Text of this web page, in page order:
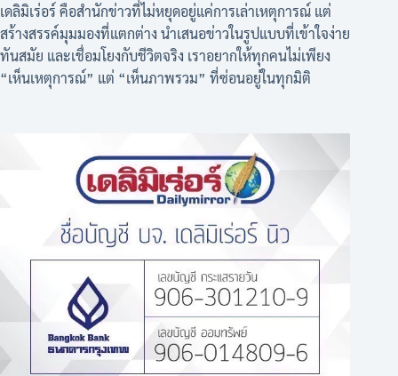
เดลิมิเร่อร์ คือสำนักข่าวที่ไม่หยุดอยู่แค่การเล่าเหตุการณ์ แต่
สร้างสรรค์มุมมองที่แตกต่าง นำเสนอข่าวในรูปแบบที่เข้าใจง่าย
ทันสมัย และเชื่อมโยงกับชีวิตจริง เราอยากให้ทุกคนไม่เพียง
“เห็นเหตุการณ์” แต่ “เห็นภาพรวม” ที่ซ่อนอยู่ในทุกมิติ